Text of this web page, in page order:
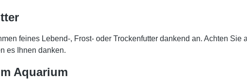
feines Lebend-, Frost- oder Trockenfutter dankend an. Achten
es Ihnen danken.
Aquarium